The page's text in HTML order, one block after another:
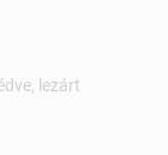
lezárt